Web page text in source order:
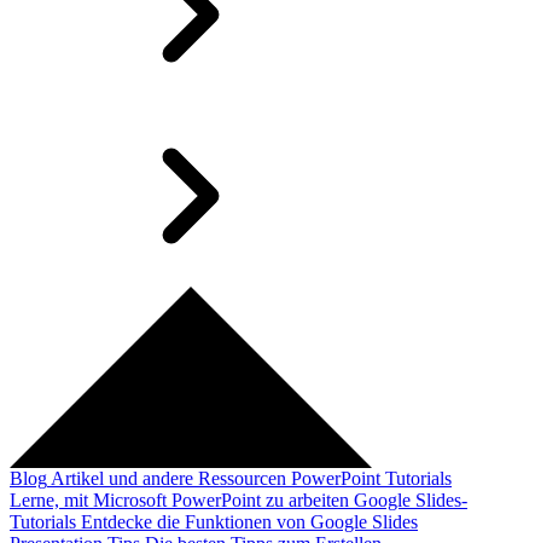
Blog Artikel und andere Ressourcen PowerPoint Tutorials
Lerne, mit Microsoft PowerPoint zu arbeiten Google Slides-
Tutorials Entdecke die Funktionen von Google Slides